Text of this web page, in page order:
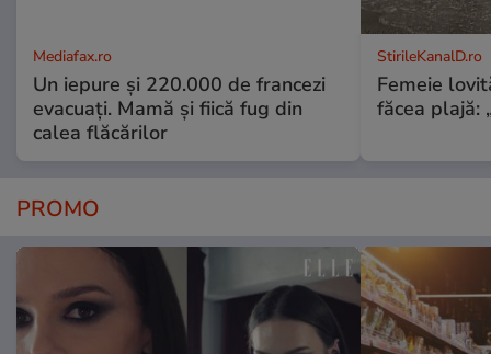
Mediafax.ro
Un iepure și 220.000 de francezi
evacuați. Mamă și fiică fug din
calea flăcărilor
StirileKanalD.ro
Femeie
făcea plajă:
PROMO